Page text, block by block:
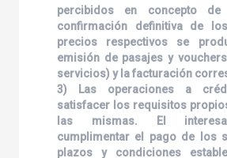
percibidos en concepto de
confirmación definitiva de
precios respectivos se
emisión de pasajes y
servicios) y la facturación
3) Las operaciones a
satisfacer los requisitos
las mismas. El
cumplimentar el pago de los
plazos y condiciones